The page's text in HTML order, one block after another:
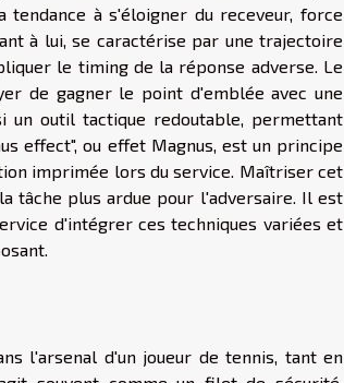
tendance à s'éloigner du receveur, force
à lui, se caractérise par une trajectoire
le timing de la réponse adverse. Le
de gagner le point d'emblée avec une
un outil tactique redoutable, permettant
effect", ou effet Magnus, est un principe
imprimée lors du service. Maîtriser cet
tâche plus ardue pour l'adversaire. Il est
d'intégrer ces techniques variées et
l'arsenal d'un joueur de tennis, tant en